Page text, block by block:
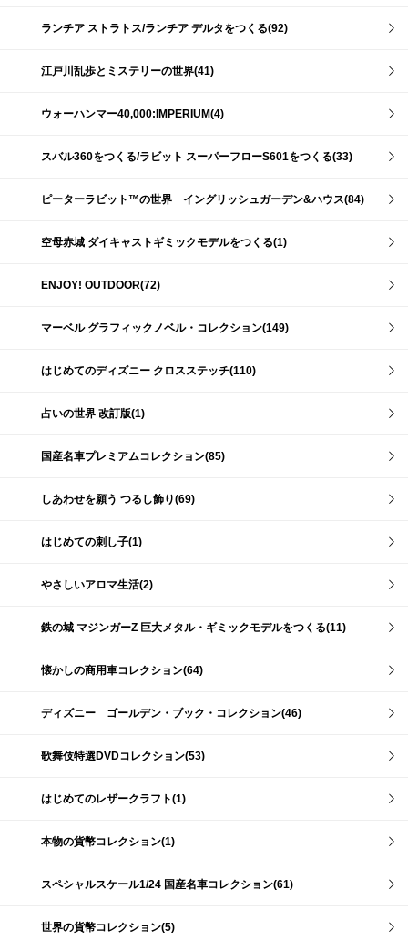
ランチア ストラトス/ランチア デルタをつくる(92)
江戸川乱歩とミステリーの世界(41)
ウォーハンマー40,000:IMPERIUM(4)
スバル360をつくる/ラビット スーパーフローS601をつくる(33)
ピーターラビット™の世界 イングリッシュガーデン&ハウス(84)
空母赤城 ダイキャストギミックモデルをつくる(1)
ENJOY! OUTDOOR(72)
マーベル グラフィックノベル・コレクション(149)
はじめてのディズニー クロスステッチ(110)
占いの世界 改訂版(1)
国産名車プレミアムコレクション(85)
しあわせを願う つるし飾り(69)
はじめての刺し子(1)
やさしいアロマ生活(2)
鉄の城 マジンガーZ 巨大メタル・ギミックモデルをつくる(11)
懐かしの商用車コレクション(64)
ディズニー ゴールデン・ブック・コレクション(46)
歌舞伎特選DVDコレクション(53)
はじめてのレザークラフト(1)
本物の貨幣コレクション(1)
スペシャルスケール1/24 国産名車コレクション(61)
世界の貨幣コレクション(5)